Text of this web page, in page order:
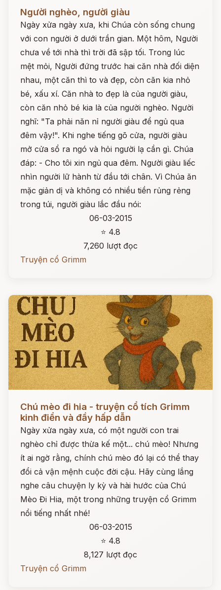
Người nghèo, người giàu
Ngày xửa ngày xưa, khi Chúa còn sống chung
với con người ở dưới trần gian. Một hôm, Người
chưa về tới nhà thì trời đã sập tối. Trong lúc
mệt mỏi, Người đứng trước hai căn nhà đối diện
nhau, một căn thì to và đẹp, còn căn kia nhỏ
bé, xấu xí. Căn nhà to đẹp là của người giàu,
còn căn nhỏ bé kia là của người nghèo. Người
nghĩ: "Ta phải năn nỉ người giàu để ngủ qua
đêm vậy!". Khi nghe tiếng gõ cửa, người giàu
mở cửa sổ ra ngó và hỏi người lạ cần gì. Chúa
đáp: - Cho tôi xin ngủ qua đêm. Người giàu liếc
nhìn người lữ hành từ đầu tới chân. Vì Chúa ăn
mặc giản dị và không có nhiều tiền rủng rẻng
trong túi, người giàu lắc đầu nói:
06-03-2015
⭐ 4.8
7,260 lượt đọc
Truyện cổ Grimm
Chú mèo đi hia - truyện cổ tích Grimm
kinh điển và đầy hấp dẫn
Ngày xửa ngày xưa, có một người con trai
nghèo chỉ được thừa kế một... chú mèo! Nhưng
ít ai ngờ rằng, chính chú mèo đó lại có thể thay
đổi cả vận mệnh cuộc đời cậu. Hãy cùng lắng
nghe câu chuyện ly kỳ và hài hước của Chú
Mèo Đi Hia, một trong những truyện cổ Grimm
nổi tiếng nhất nhé!
06-03-2015
⭐ 4.8
8,127 lượt đọc
Truyện cổ Grimm